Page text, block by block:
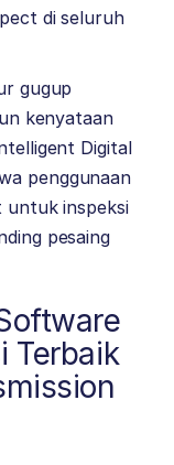
di seluruh
gugup
kenyataan
Digital
penggunaan
untuk inspeksi
pesaing
Terbaik